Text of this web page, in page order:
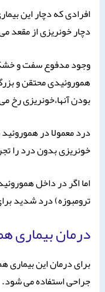
افرادی که دچار این
دچار خونریزی از مقعد
وجود مدفوع سفت و
هموروئیدی محتقن و
بودن آنها،خونریزی رخ
درد معمولا در
خونریزی بدون درد را
اما اگر در داخل
ترومبوزه) درد شدید
درمان بیماری
برای درمان این بیماری
جراحی استفاده می شود.